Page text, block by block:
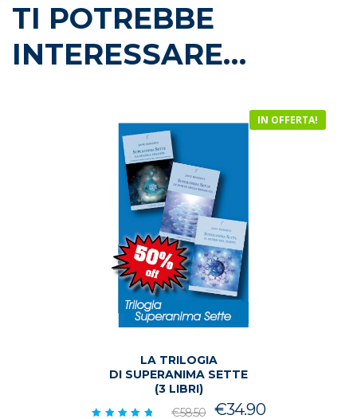
TI POTREBBE
INTERESSARE…
IN OFFERTA!
LA TRILOGIA
DI SUPERANIMA SETTE
(3 LIBRI)
€58.50
Il
€34.90Il